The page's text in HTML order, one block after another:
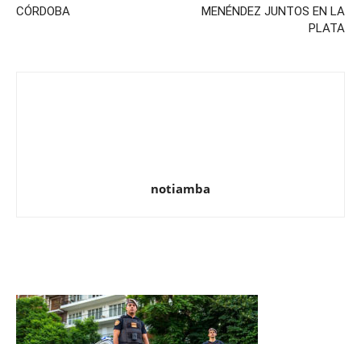
CÓRDOBA
MENÉNDEZ JUNTOS EN LA
PLATA
notiamba